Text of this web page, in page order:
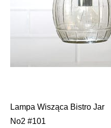
Nawigacja
Lampa Wisząca Bistro Jar
No2 #101